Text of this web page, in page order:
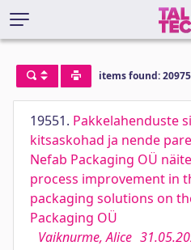
items found: 20975
19551. Pakkelahenduste
kitsaskohad ja nende
Nefab Packaging OÜ
process improvement in
packaging solutions on
Packaging OÜ
Vaiknurme, Alice